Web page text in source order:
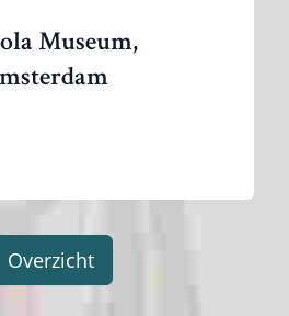
Museum,
Overzicht